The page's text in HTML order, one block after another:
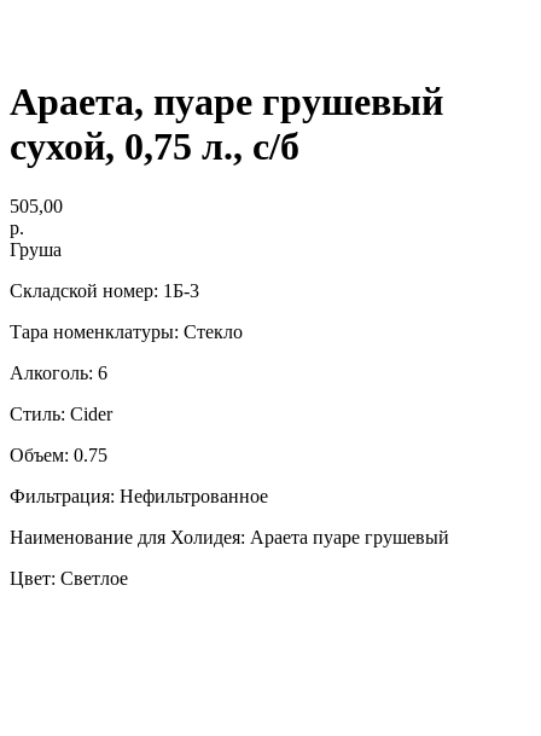
Араета, пуаре грушевый
сухой, 0,75 л., с/б
505,00
р.
Груша
Складской номер: 1Б-3
Тара номенклатуры: Стекло
Алкоголь: 6
Стиль: Cider
Объем: 0.75
Фильтрация: Нефильтрованное
Наименование для Холидея: Араета пуаре грушевый
Цвет: Светлое